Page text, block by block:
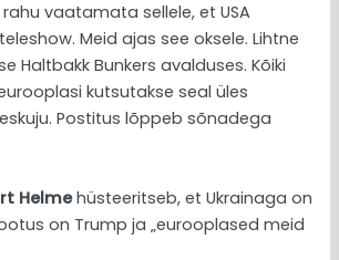
vaatamata sellele, et USA
Meid ajas see oksele. Lihtne
Haltbakk Bunkers avalduses. Kõiki
kutsutakse seal üles
Postitus lõppeb sõnadega
Helmehüsteeritseb, et Ukrainaga on
on Trump ja „eurooplased meid